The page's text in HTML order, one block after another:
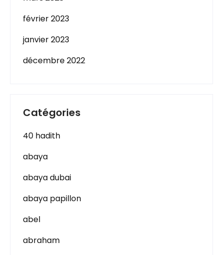
février 2023
janvier 2023
décembre 2022
Catégories
40 hadith
abaya
abaya dubai
abaya papillon
abel
abraham